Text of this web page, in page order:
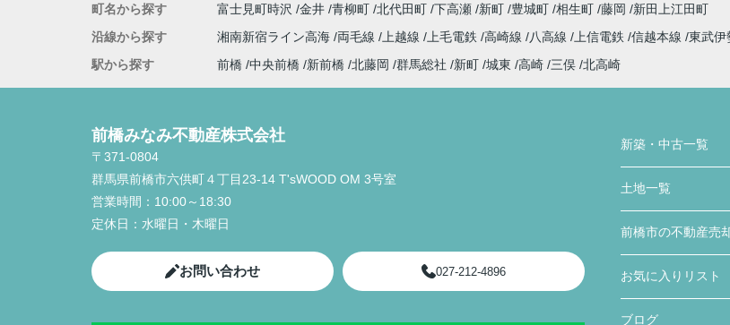
町名から探す
富士見町時沢 金井 青柳町 北代田町 下高瀬 新町 豊城町 相生町 藤岡
新田上江田町
沿線から探す
湘南新宿ライン高海 両毛線 上越線 上毛電鉄 高崎線 八高線 上信電鉄 信越本線 東武伊
駅から探す
前橋 中央前橋 新前橋 北藤岡 群馬総社 新町 城東 高崎 三俣 北高崎
前橋みなみ不動産株式会社
〒371-0804
群馬県前橋市六供町４丁目23‐14 T'sWOOD OM 3号室
営業時間： 10:00～18:30
定休日： 水曜日・木曜日
お問い合わせ 027-212-4896
新築・中古一覧
土地一覧
前橋市の不動産売
お気に入りリスト
ブログ